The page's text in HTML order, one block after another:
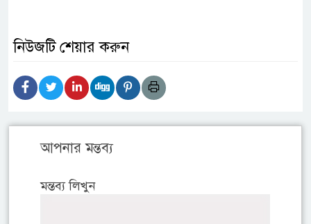
নিউজটি শেয়ার করুন
আপনার মন্তব্য
মন্তব্য লিখুন